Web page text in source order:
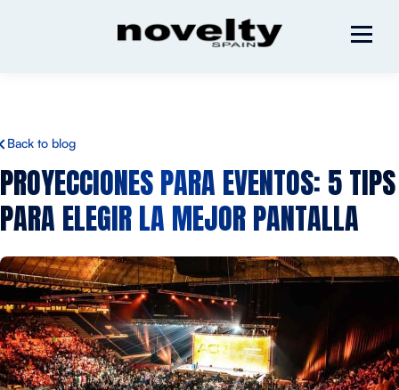
Back to blog
PROYECCIONES PARA EVENTOS: 5 TIPS
PARA ELEGIR LA MEJOR PANTALLA